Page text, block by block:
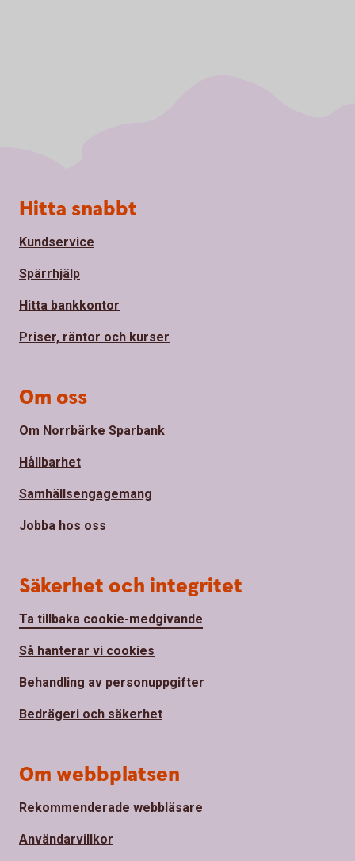
Sidfot
Hitta snabbt
Kundservice
Spärrhjälp
Hitta bankkontor
Priser, räntor och kurser
Om oss
Om Norrbärke Sparbank
Hållbarhet
Samhällsengagemang
Jobba hos oss
Säkerhet och integritet
Ta tillbaka cookie-medgivande
Så hanterar vi cookies
Behandling av personuppgifter
Bedrägeri och säkerhet
Om webbplatsen
Rekommenderade webbläsare
Användarvillkor